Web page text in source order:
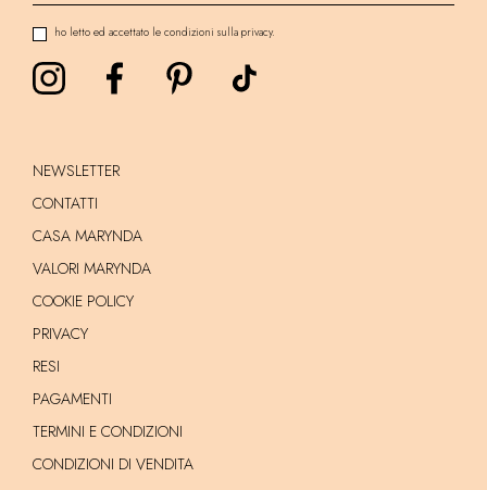
ho letto ed accettato le condizioni sulla privacy.
NEWSLETTER
CONTATTI
CASA MARYNDA
VALORI MARYNDA
COOKIE POLICY
PRIVACY
RESI
PAGAMENTI
TERMINI E CONDIZIONI
CONDIZIONI DI VENDITA